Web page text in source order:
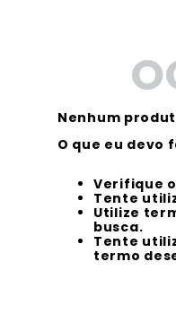
Nenhum
O que eu devo
Verifique
Tente
Utilize
busca.
Tente
termo